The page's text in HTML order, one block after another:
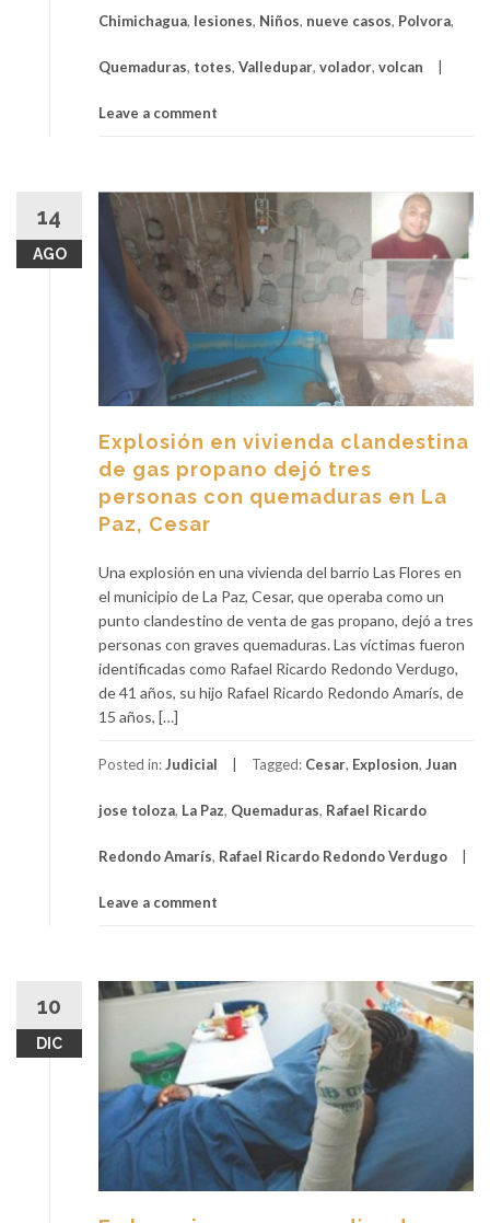
Chimichagua, lesiones, Niños, nueve casos, Polvora,
Quemaduras, totes, Valledupar, volador, volcan
Leave a comment
14
AGO
Explosión en vivienda clandestina
de gas propano dejó tres
personas con quemaduras en La
Paz, Cesar
Una explosión en una vivienda del barrio Las Flores en
el municipio de La Paz, Cesar, que operaba como un
punto clandestino de venta de gas propano, dejó a tres
personas con graves quemaduras. Las víctimas fueron
identificadas como Rafael Ricardo Redondo Verdugo,
de 41 años, su hijo Rafael Ricardo Redondo Amarís, de
15 años, […]
Posted in:Judicial Tagged: Cesar, Explosion, Juan
jose toloza, La Paz, Quemaduras, Rafael Ricardo
Redondo Amarís, Rafael Ricardo Redondo Verdugo
Leave a comment
10
DIC